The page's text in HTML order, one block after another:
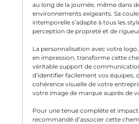
au long de la journée, même dans
environnements exigeants. Sa
intemporelle s’adapte à tous les
perception de propreté et de
La personnalisation avec votre
en impression, transforme cette
véritable support de
d’identifier facilement vos équipes,
cohérence visuelle de votre
votre image de marque auprès de
Pour une tenue complète et
recommandé d’associer cette